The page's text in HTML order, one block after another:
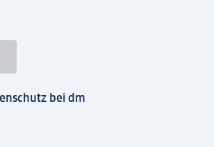
bei dm